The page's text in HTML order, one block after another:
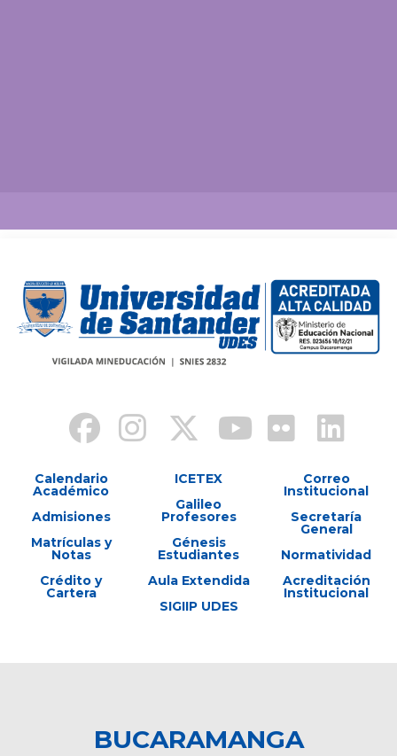
Calendario
Académico
Admisiones
Matrículas y
Notas
Crédito y
Cartera
ICETEX
Galileo
Profesores
Génesis
Estudiantes
Aula Extendida
SIGIIP UDES
Correo
Institucional
Secretaría
General
Normatividad
Acreditación
Institucional
BUCARAMANGA